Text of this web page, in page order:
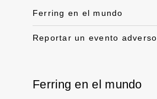
Ferring en el mundo
Reportar un evento adverso
Ferring en el mundo